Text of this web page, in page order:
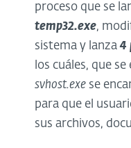
proceso que se
temp32.exe,
sistema y lanza4
los cuáles, que
svhost.exe se
para que el
sus archivos,